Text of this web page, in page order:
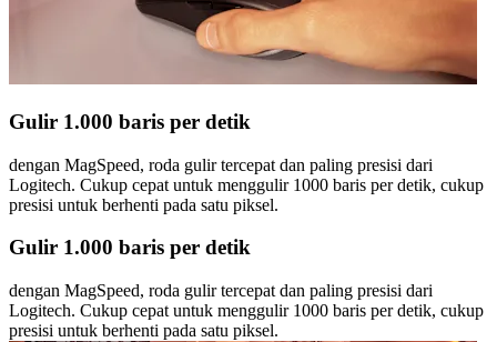
Gulir 1.000 baris per detik
dengan MagSpeed, roda gulir tercepat dan paling presisi dari
Logitech. Cukup cepat untuk menggulir 1000 baris per detik, cukup
presisi untuk berhenti pada satu piksel.
Gulir 1.000 baris per detik
dengan MagSpeed, roda gulir tercepat dan paling presisi dari
Logitech. Cukup cepat untuk menggulir 1000 baris per detik, cukup
presisi untuk berhenti pada satu piksel.